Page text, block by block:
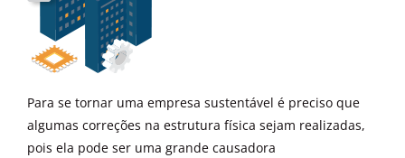
Para se tornar uma empresa sustentável é preciso que
algumas correções na estrutura física sejam realizadas,
pois ela pode ser uma grande causadora